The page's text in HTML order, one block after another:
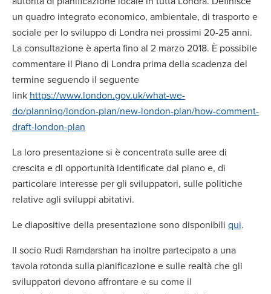
un quadro integrato economico, ambientale, di trasporto e
sociale per lo sviluppo di Londra nei prossimi 20-25 anni.
La consultazione è aperta fino al 2 marzo 2018. È possibile
commentare il Piano di Londra prima della scadenza del
termine seguendo il seguente
link https://www.london.gov.uk/what-we-
do/planning/london-plan/new-london-plan/how-comment-
draft-london-plan
La loro presentazione si è concentrata sulle aree di
crescita e di opportunità identificate dal piano e, di
particolare interesse per gli sviluppatori, sulle politiche
relative agli sviluppi abitativi.
Le diapositive della presentazione sono disponibili qui.
Il socio Rudi Ramdarshan ha inoltre partecipato a una
tavola rotonda sulla pianificazione e sulle realtà che gli
sviluppatori devono affrontare e su come il